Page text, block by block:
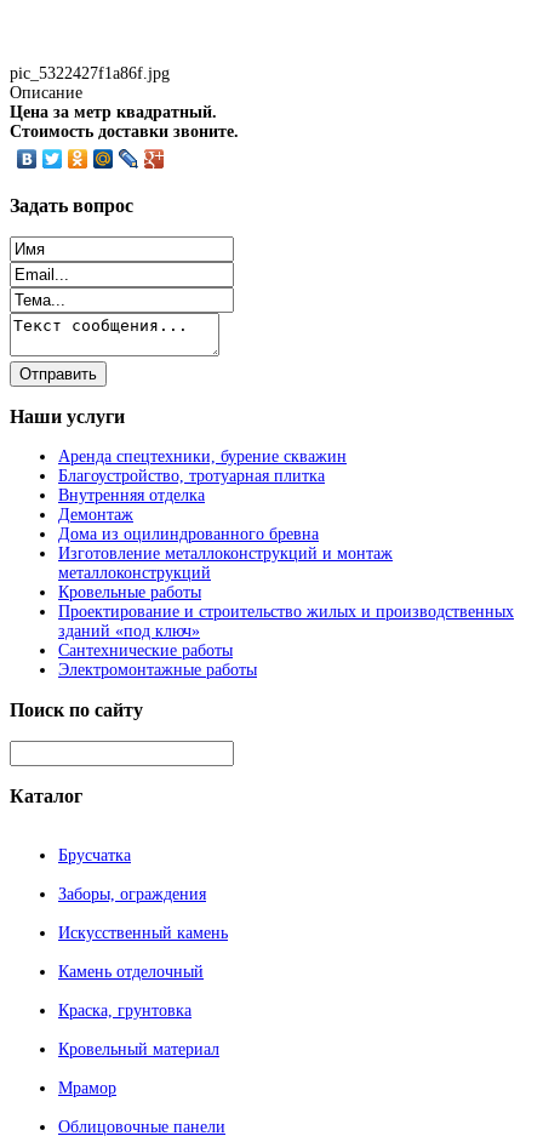
pic_5322427f1a86f.jpg
Описание
Цена за метр квадратный.
Стоимость доставки звоните.
Задать вопрос
Наши услуги
Аренда спецтехники, бурение скважин
Благоустройство, тротуарная плитка
Внутренняя отделка
Демонтаж
Дома из оцилиндрованного бревна
Изготовление металлоконструкций и монтаж
металлоконструкций
Кровельные работы
Проектирование и строительство жилых и производственных
зданий «под ключ»
Сантехнические работы
Электромонтажные работы
Поиск по сайту
Каталог
Брусчатка
Заборы, ограждения
Искусственный камень
Камень отделочный
Краска, грунтовка
Кровельный материал
Мрамор
Облицовочные панели